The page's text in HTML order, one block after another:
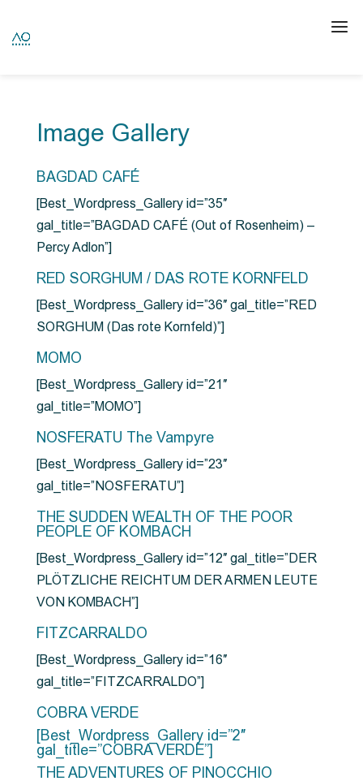
Image Gallery
BAGDAD CAFÉ
[Best_Wordpress_Gallery id=”35″
gal_title=”BAGDAD CAFÉ (Out of Rosenheim) –
Percy Adlon”]
RED SORGHUM / DAS ROTE KORNFELD
[Best_Wordpress_Gallery id=”36″ gal_title=”RED
SORGHUM (Das rote Kornfeld)”]
MOMO
[Best_Wordpress_Gallery id=”21″
gal_title=”MOMO”]
NOSFERATU The Vampyre
[Best_Wordpress_Gallery id=”23″
gal_title=”NOSFERATU”]
THE SUDDEN WEALTH OF THE POOR
PEOPLE OF KOMBACH
[Best_Wordpress_Gallery id=”12″ gal_title=”DER
PLÖTZLICHE REICHTUM DER ARMEN LEUTE
VON KOMBACH”]
FITZCARRALDO
[Best_Wordpress_Gallery id=”16″
gal_title=”FITZCARRALDO”]
COBRA VERDE
[Best_Wordpress_Gallery id=”2″
gal_title=”COBRA VERDE”]
THE ADVENTURES OF PINOCCHIO